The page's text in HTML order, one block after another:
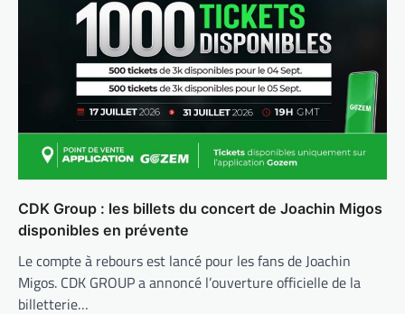
CDK Group : les billets du concert de Joachin Migos
disponibles en prévente
Le compte à rebours est lancé pour les fans de Joachin
Migos. CDK GROUP a annoncé l’ouverture officielle de la
billetterie…